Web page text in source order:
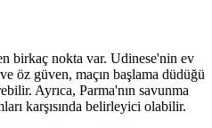
birkaç nokta var. Udinese'nin ev
öz güven, maçın başlama düdüğü
Ayrıca, Parma'nın savunma
karşısında belirleyici olabilir.